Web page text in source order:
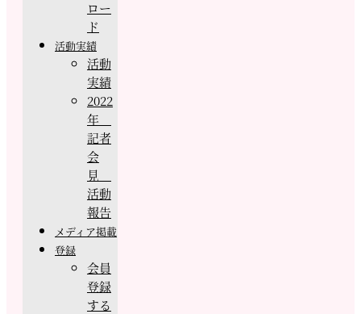
ロー
ド
活動実績
活動
実績
2022
年
記者
会
見
活動
報告
メディア掲載
登録
会員
登録
する